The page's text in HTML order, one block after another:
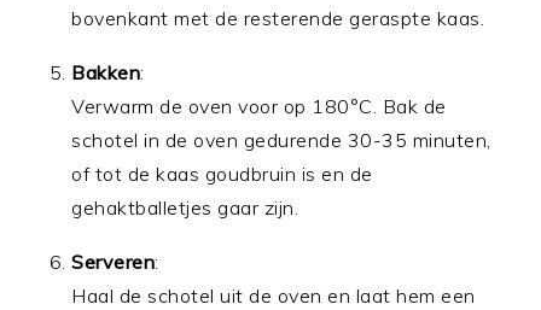
bovenkant met de resterende geraspte kaas.
Bakken:
Verwarm de oven voor op 180°C. Bak de
schotel in de oven gedurende 30-35 minuten,
of tot de kaas goudbruin is en de
gehaktballetjes gaar zijn.
Serveren:
Haal de schotel uit de oven en laat hem een